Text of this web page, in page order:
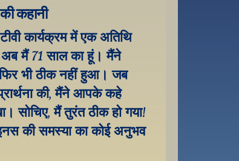
कहानी
कार्यक्रम में एक अतिथि
मैं 71 साल का हूं। मैंने
फिर भी ठीक नहीं हुआ। जब
की, मैंने आपके कहे
सोचिए, मैं तुरंत ठीक हो गया!
की समस्या का कोई अनुभव